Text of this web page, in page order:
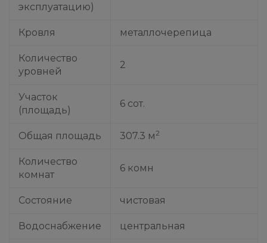
эксплуатацию)
Кровля металлочерепица
Количество
уровней
2
Участок
(площадь)
6 сот.
Общая площадь 307.3 м 2
Количество
комнат
6 комн
Состояние чистовая
Водоснабжение центральная